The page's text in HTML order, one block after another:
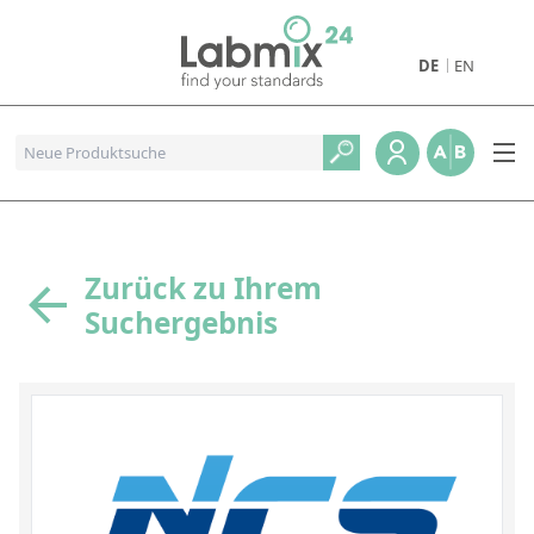
DE EN
Referenzstandards für die Industrie und Geologie
Referenzstandards für die Umweltanalytik
Organische Referenzstandards
Zurück zu Ihrem
Suchergebnis